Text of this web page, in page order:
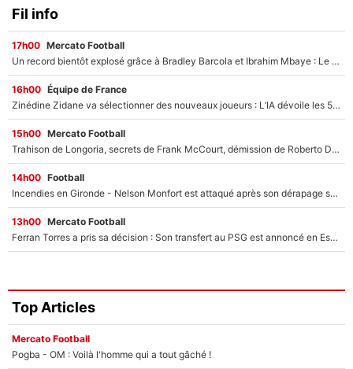
Fil info
17h00 Mercato Football
Un record bientôt explosé grâce à Bradley Barcola et Ibrahim Mbaye : Le PSG sur le point de réaliser un mercato historique ?
16h00 Équipe de France
Zinédine Zidane va sélectionner des nouveaux joueurs : L’IA dévoile les 5 cracks qui pourraient rapidement le rejoindre en équipe de France !
15h00 Mercato Football
Trahison de Longoria, secrets de Frank McCourt, démission de Roberto De Zerbi : Medhi Benatia se lâche sur son départ de l'OM et fait d'importantes révélations
14h00 Football
Incendies en Gironde - Nelson Monfort est attaqué après son dérapage sur CNews : «Et lui, il prend combien pour parler dans un studio climatisé?»
13h00 Mercato Football
Ferran Torres a pris sa décision : Son transfert au PSG est annoncé en Espagne !
Top Articles
Mercato Football
Pogba - OM : Voilà l'homme qui a tout gâché !